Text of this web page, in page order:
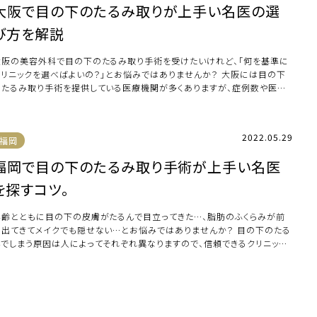
阪で目の下のたるみ取りが上手い名医の選
方を解説
の美容外科で目の下のたるみ取り手術を受けたいけれど、「何を基準に
ニックを選べばよいの？」とお悩みではありませんか？ 大阪には目の下
るみ取り手術を提供している医療機関が多くありますが、症例数や医師
福岡 2022.05.29
岡で目の下のたるみ取り手術が上手い名医
探すコツ。
とともに目の下の皮膚がたるんで目立ってきた…、脂肪のふくらみが前
てきてメイクでも隠せない…とお悩みではありませんか？ 目の下のたる
しまう原因は人によってそれぞれ異なりますので、信頼できるクリニック